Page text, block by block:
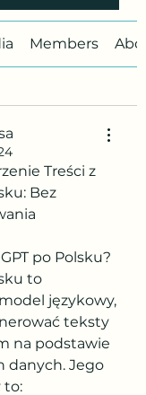
Members
Treści z
Bez
po Polsku?
to
językowy,
teksty
na podstawie
danych. Jego
to: